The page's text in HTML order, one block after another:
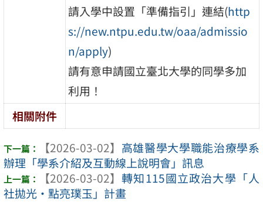
請入學中設置「準備指引」連結(http
s://new.ntpu.edu.tw/oaa/admissio
n/apply)
請有意申請國立臺北大學的同學多加
利用！
相關附件
【2026-03-02】 高雄醫學大學職能治療學系
辦理「學系介紹及互動線上說明會」訊息
【2026-03-02】 轉知115國立政治大學「人
社拋光・點亮璞玉」計畫